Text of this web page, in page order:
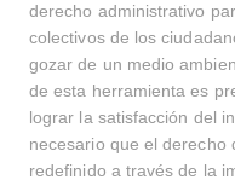
derecho administrativo
colectivos de los
gozar de un medio
de esta herramienta es
lograr la satisfacción del
necesario que el derecho
redefinido a través de la